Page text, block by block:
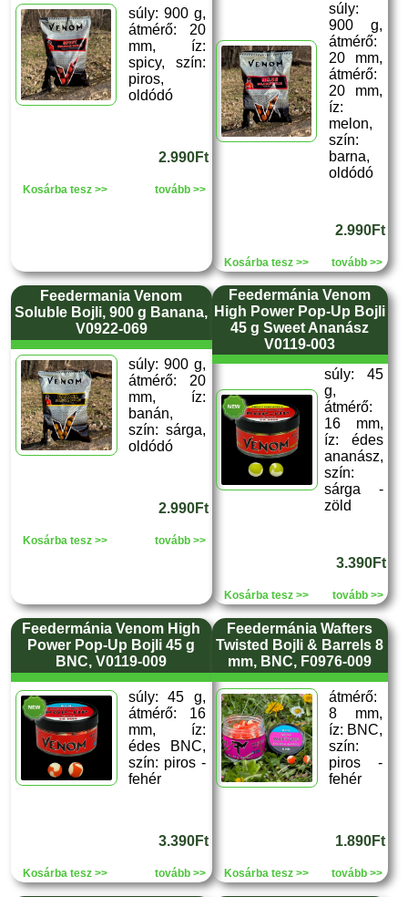
súly: 900 g,
átmérő: 20
mm, íz:
spicy, szín:
piros,
oldódó
2.990Ft
Kosárba tesz >> tovább >>
súly:
900 g,
átmérő:
20 mm,
átmérő:
20 mm,
íz:
melon,
szín:
barna,
oldódó
2.990Ft
Kosárba tesz >> tovább >>
Feedermania Venom
Soluble Bojli, 900 g Banana,
V0922-069
súly: 900 g,
átmérő: 20
mm, íz:
banán,
szín: sárga,
oldódó
2.990Ft
Kosárba tesz >> tovább >>
Feedermánia Venom
High Power Pop-Up Bojli
45 g Sweet Ananász
V0119-003
súly: 45
g,
átmérő:
16 mm,
íz: édes
ananász,
szín:
sárga -
zöld
3.390Ft
Kosárba tesz >> tovább >>
Feedermánia Venom High
Power Pop-Up Bojli 45 g
BNC, V0119-009
súly: 45 g,
átmérő: 16
mm, íz:
édes BNC,
szín: piros -
fehér
3.390Ft
Kosárba tesz >> tovább >>
Feedermánia Wafters
Twisted Bojli & Barrels 8
mm, BNC, F0976-009
átmérő:
8 mm,
íz: BNC,
szín:
piros -
fehér
1.890Ft
Kosárba tesz >> tovább >>